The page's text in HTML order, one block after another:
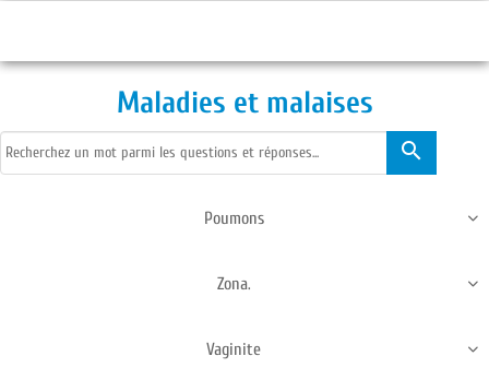
Maladies et malaises
search
Poumons 
Zona. 
Vaginite 